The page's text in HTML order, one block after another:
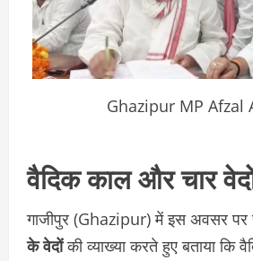
Ghazipur MP Afzal
वैदिक काल और चार
गाजीपुर (Ghazipur) में इस अवसर
के वेदोंकी व्याख्या करते हुए बताया कि